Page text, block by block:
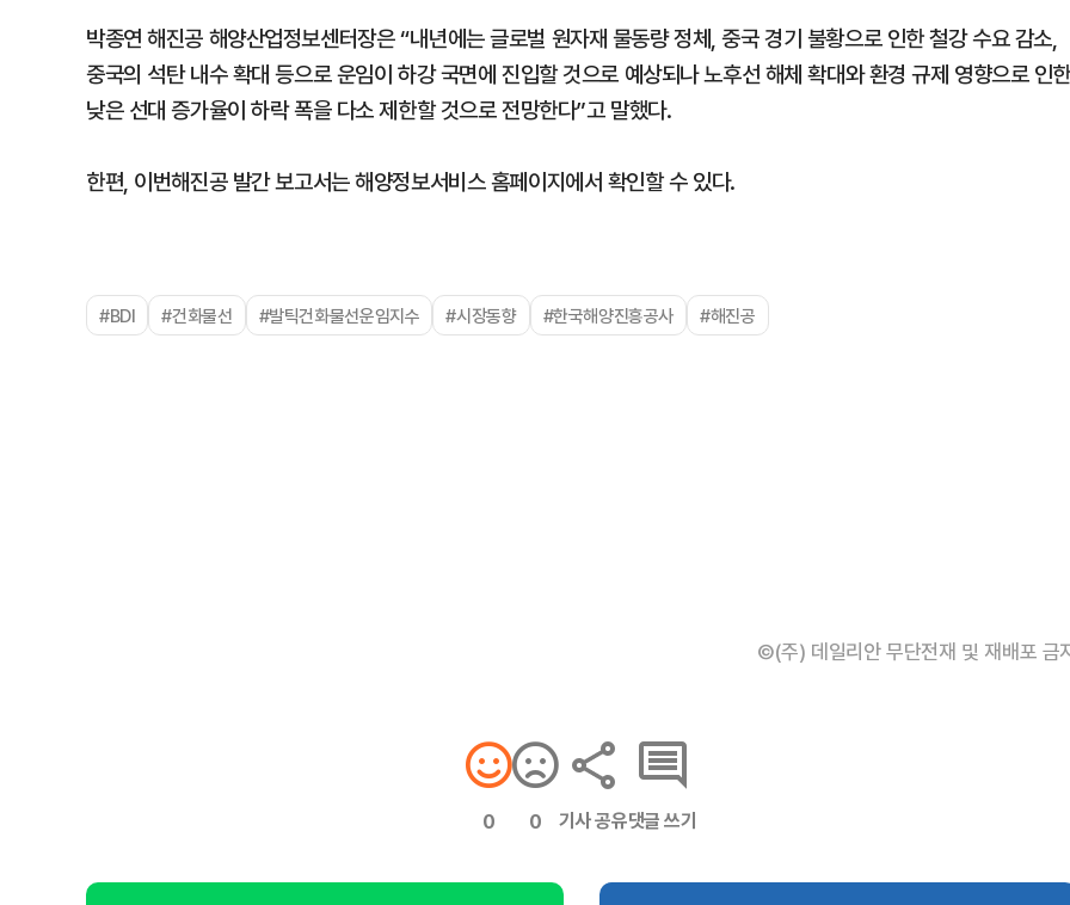
박종연 해진공 해양산업정보센터장은 “내년에는 글로벌 원자재 물동량 정체, 중국 경기 불황으로 인한 철강 수요 감소,
중국의 석탄 내수 확대 등으로 운임이 하강 국면에 진입할 것으로 예상되나 노후선 해체 확대와 환경 규제 영향으로 인
낮은 선대 증가율이 하락 폭을 다소 제한할 것으로 전망한다”고 말했다.
한편, 이번해진공 발간 보고서는 해양정보서비스 홈페이지에서 확인할 수 있다.
#BDI #건화물선 #발틱건화물선운임지수 #시장동향 #한국해양진흥공사 #해진공
©(주) 데일리안 무단전재 및 재배포 금
0 0 기사 공유댓글 쓰기